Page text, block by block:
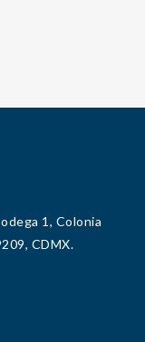
1, Colonia
CDMX.